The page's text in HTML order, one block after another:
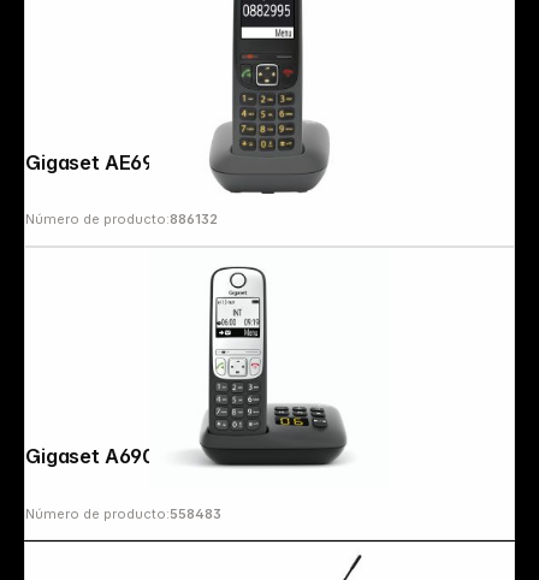
Gigaset AE690 anthracite
Número de producto:886132
Gigaset A690 A black
Número de producto:558483